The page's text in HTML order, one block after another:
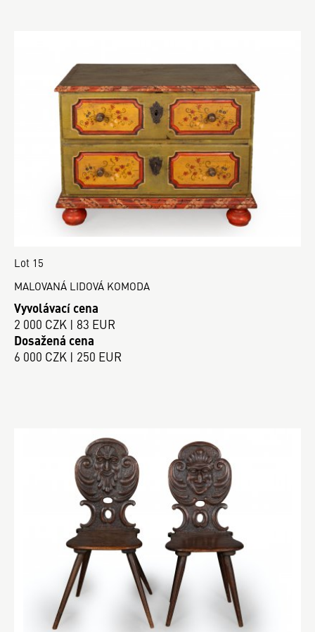
Lot 15
MALOVANÁ LIDOVÁ KOMODA
Vyvolávací cena
2 000 CZK | 83 EUR
Dosažená cena
6 000 CZK | 250 EUR